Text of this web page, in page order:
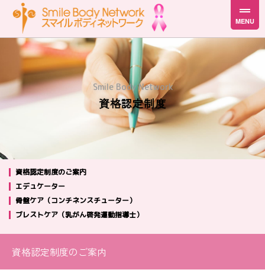
Smile Body Network
資格認定制度
資格認定制度のご案内
エデュケーター
骨盤ケア（コンチネンスチューター）
ブレストケア（乳がん啓発運動指導士）
資格認定制度のご案内